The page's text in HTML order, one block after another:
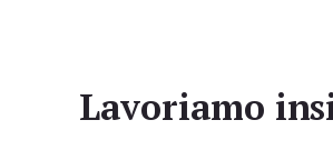
Lavoriamo